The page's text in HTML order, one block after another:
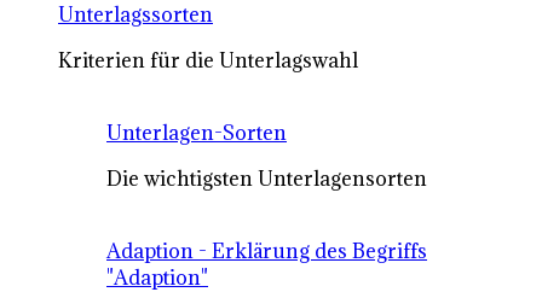
Unterlagssorten
Kriterien für die Unterlagswahl
Unterlagen-Sorten
Die wichtigsten Unterlagensorten
Adaption - Erklärung des Begriffs
"Adaption"